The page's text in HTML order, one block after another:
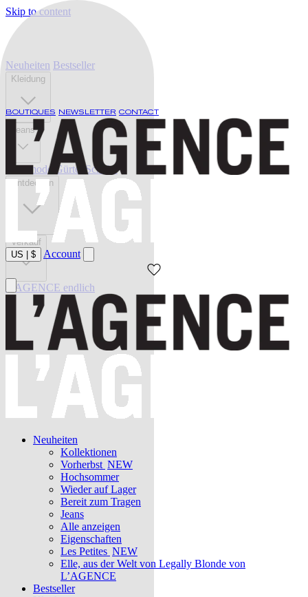
Skip to content
BOUTIQUES NEWSLETTER CONTACT
US $ Account
Neuheiten
Kollektionen
Vorherbst NEW
Hochsommer
Wieder auf Lager
Bereit zum Tragen
Jeans
Alle anzeigen
Eigenschaften
Les Petites NEW
Elle, aus der Welt von Legally Blonde von
L’AGENCE
Bestseller
Neuheiten Bestseller
Kleidung
Jeans
Bademode Gürtel Schuhe
Entdecken
Verkauf
L'AGENCE endlich